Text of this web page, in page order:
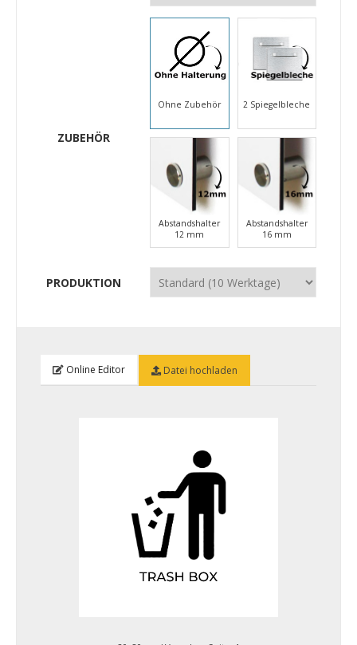
ZUBEHÖR
Ohne Zubehör 2 Spiegelbleche
Abstandshalter
12 mm
Abstandshalter
16 mm
PRODUKTION
Online Editor Datei hochladen